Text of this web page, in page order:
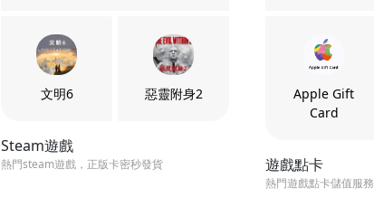
文明6 惡靈附身2
Steam遊戲
熱門steam遊戲，正版卡密秒發貨
Apple Gift
Card
遊戲點卡
熱門遊戲點卡儲值服務